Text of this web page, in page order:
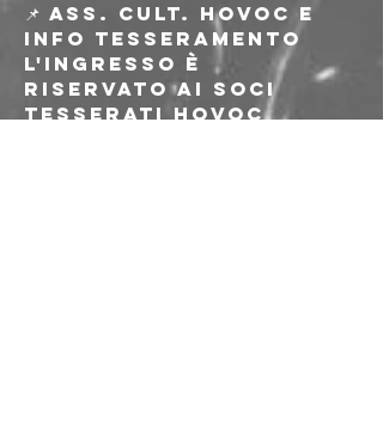
📌 Ass. cult. HOVOC e
INFO TESSERAMENTO
L'ingresso è
riservato ai soci
tesserati HOVOC